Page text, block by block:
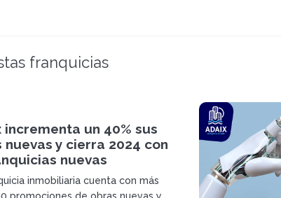
franquicias
incrementa un 40% sus
nuevas y cierra 2024 con
nuevas
inmobiliaria cuenta con más